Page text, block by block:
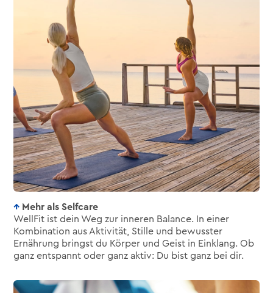
Mehr als Selfcare
WellFit ist dein Weg zur inneren Balance. In einer
Kombination aus Aktivität, Stille und bewusster
Ernährung bringst du Körper und Geist in Einklang. Ob
ganz entspannt oder ganz aktiv: Du bist ganz bei dir.